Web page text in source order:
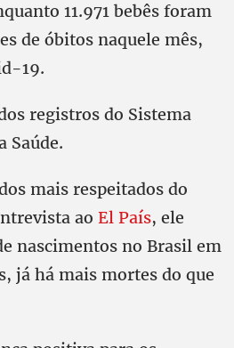
11.971 bebês foram
de óbitos naquele mês,
19.
registros do Sistema
Saúde.
mais respeitados do
ao El País, ele
nascimentos no Brasil em
já há mais mortes do que